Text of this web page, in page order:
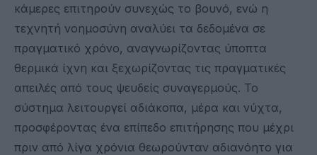
κάμερες επιτηρούν συνεχώς το βουνό, ενώ η
τεχνητή νοημοσύνη αναλύει τα δεδομένα σε
πραγματικό χρόνο, αναγνωρίζοντας ύποπτα
θερμικά ίχνη και ξεχωρίζοντας τις πραγματικές
απειλές από τους ψευδείς συναγερμούς. Το
σύστημα λειτουργεί αδιάκοπα, μέρα και νύχτα,
προσφέροντας ένα επίπεδο επιτήρησης που μέχρι
πριν από λίγα χρόνια θεωρούνταν αδιανόητο για